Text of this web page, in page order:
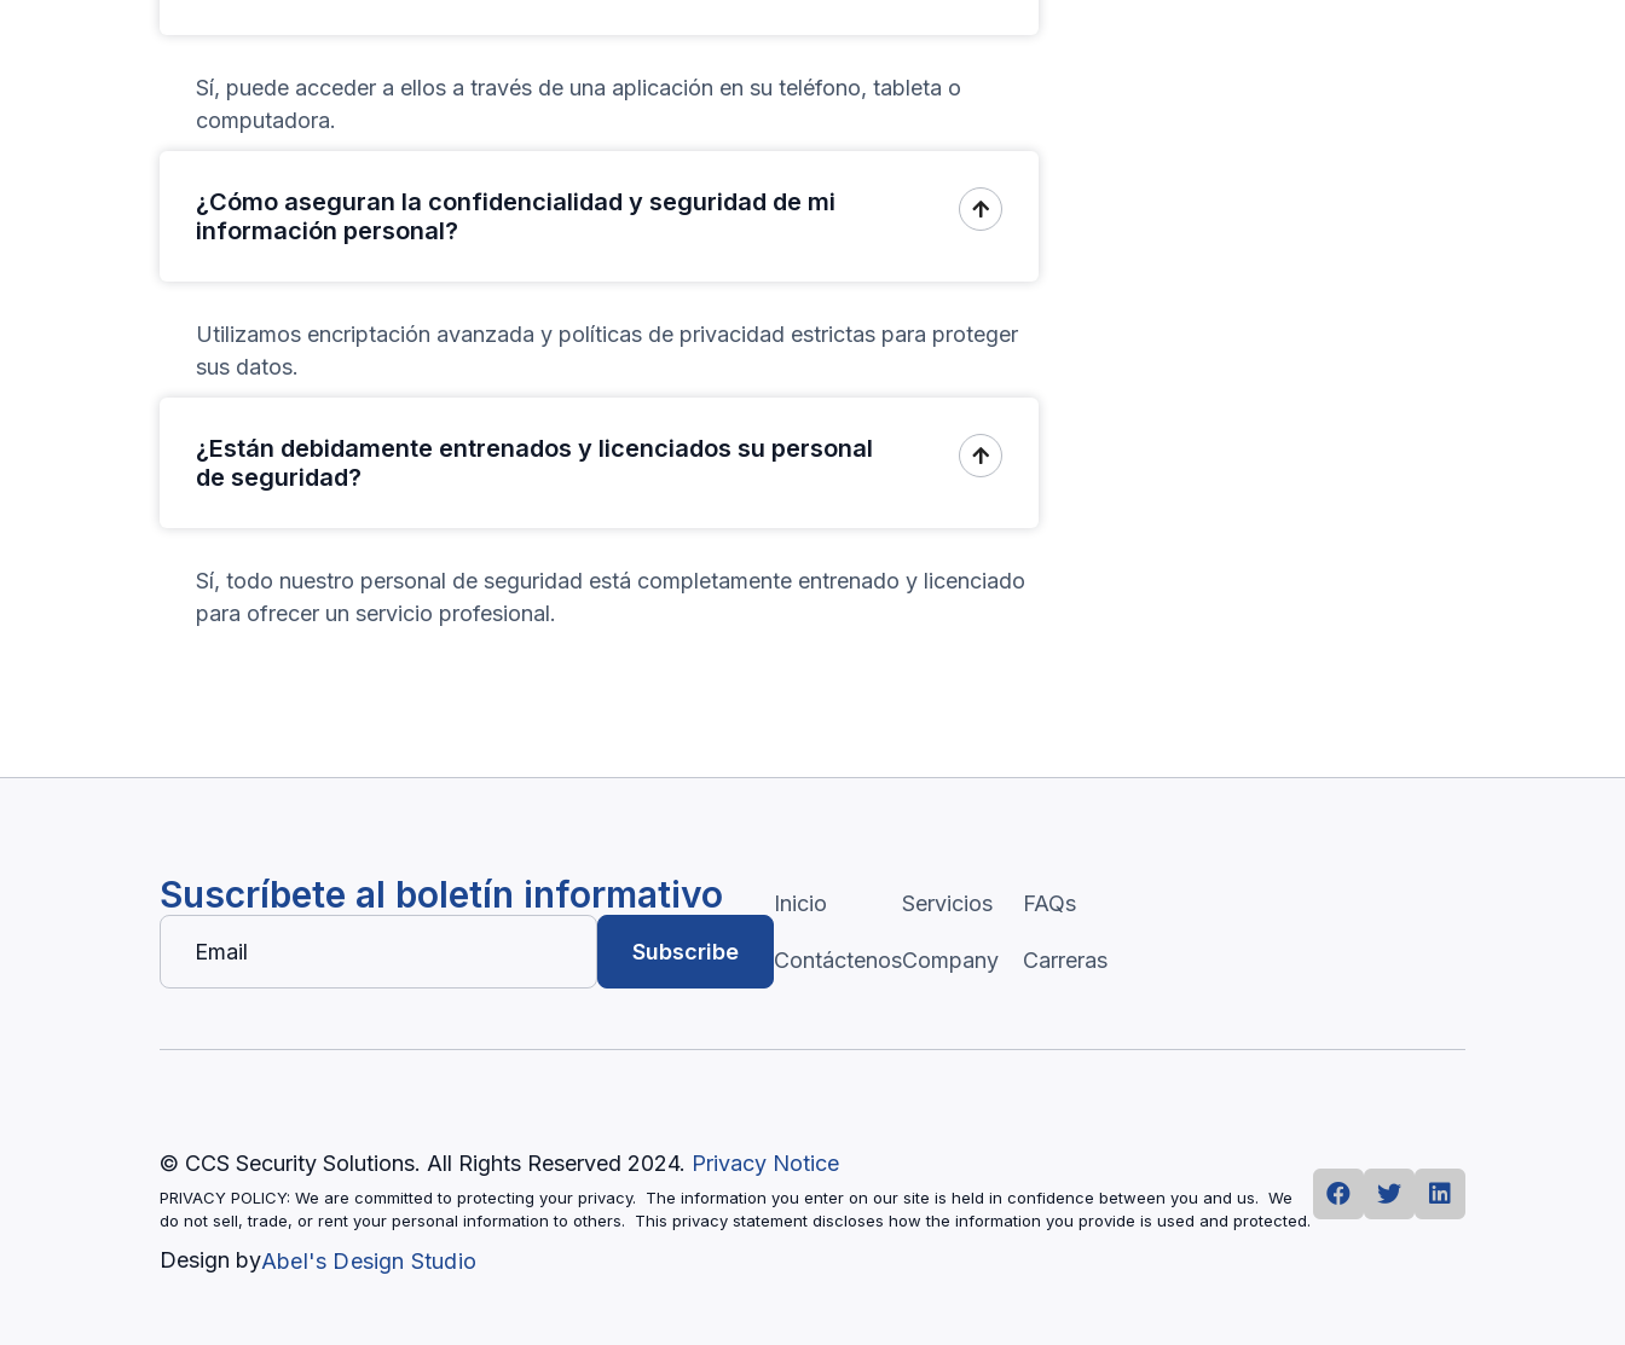
Sí, puede acceder a ellos a través de una aplicación en su teléfono, tableta o
computadora.
¿Cómo aseguran la confidencialidad y seguridad de mi
información personal?

Utilizamos encriptación avanzada y políticas de privacidad estrictas para proteger
sus datos.
¿Están debidamente entrenados y licenciados su personal
de seguridad?

Sí, todo nuestro personal de seguridad está completamente entrenado y licenciado
para ofrecer un servicio profesional.
Suscríbete al boletín informativo Inicio
Contáctenos
Servicios
Company
FAQs
Carreras
© CCS Security Solutions. All Rights Reserved 2024. Privacy Notice
PRIVACY POLICY: We are committed to protecting your privacy. The information you enter on our site is held in confidence between you and us. We
do not sell, trade, or rent your personal information to others. This privacy statement discloses how the information you provide is used and protected.
Design byAbel's Design Studio
  